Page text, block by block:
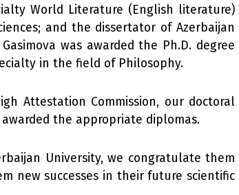
World Literature (English literature)
and the dissertator of Azerbaijan
was awarded the Ph.D. degree
in the field of Philosophy.
Attestation Commission, our doctoral
the appropriate diplomas.
University, we congratulate them
new successes in their future scientific